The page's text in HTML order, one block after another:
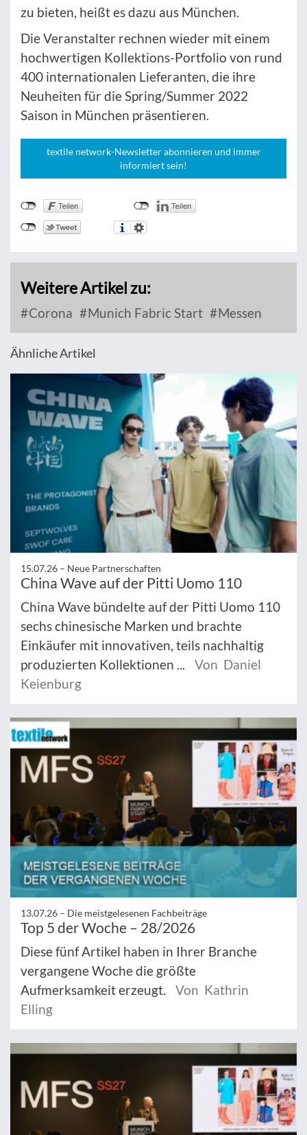
zu bieten, heißt es dazu aus München.
Die Veranstalter rechnen wieder mit einem
hochwertigen Kollektions-Portfolio von rund
400 internationalen Lieferanten, die ihre
Neuheiten für die Spring/Summer 2022
Saison in München präsentieren.
textile network-Newsletter abonnieren und immer
informiert sein!
Weitere Artikel zu:
Corona Munich Fabric Start Messen
Ähnliche Artikel
15.07.26 – Neue Partnerschaften
China Wave auf der Pitti Uomo 110
China Wave bündelte auf der Pitti Uomo 110
sechs chinesische Marken und brachte
Einkäufer mit innovativen, teils nachhaltig
produzierten Kollektionen ...
Von Daniel
Keienburg
13.07.26 – Die meistgelesenen Fachbeiträge
Top 5 der Woche – 28/2026
Diese fünf Artikel haben in Ihrer Branche
vergangene Woche die größte
Aufmerksamkeit erzeugt.
Von Kathrin
Elling